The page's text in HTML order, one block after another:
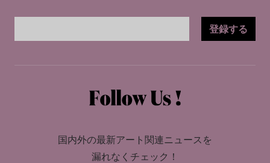
登録する
国内外の最新アート関連ニュースを
漏れなくチェック！